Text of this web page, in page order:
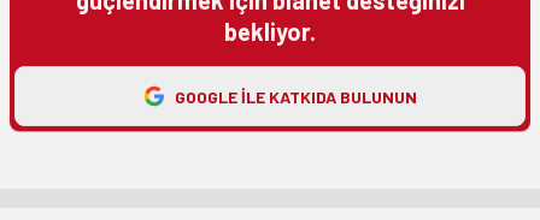
bekliyor.
GOOGLE ILE KATKIDA BULUNUN